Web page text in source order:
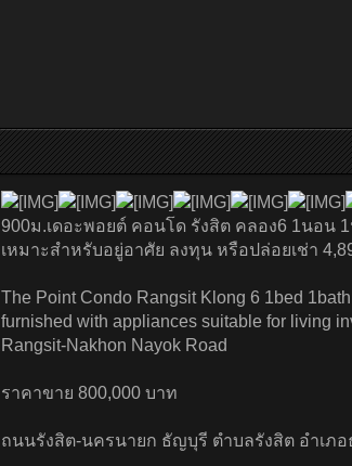
900ม.เดอะพอยต์ คอนโด รังสิต คลอง6 1นอน
เหมาะสำหรับอยู่อาศัย ลงทุน หรือปล่อยเช่า
The Point Condo Rangsit Klong 6 1bed
furnished with appliances suitable for living
Rangsit-Nakhon Nayok Road
ราคาขาย 800,000 บาท
ถนนรังสิต-นครนายก ธัญบุรี ตำบลรังสิต อำเภ